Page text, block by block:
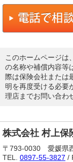
このホームページは
の名称や補償内容等
際は保険会社または
明を再度受ける必要
理店までお問い合わ
株式会社 村上保
〒793-0030 愛媛県
TEL. 0897-55-3827 /